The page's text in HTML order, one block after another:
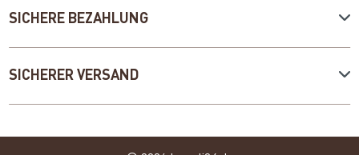
SICHERE BEZAHLUNG
SICHERER VERSAND